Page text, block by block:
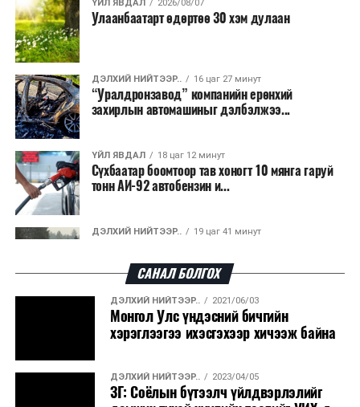
ҮЙЛ ЯВДАЛ 2026/08/07
Улаанбаатарт өдөртөө 30 хэм дулаан
ДЭЛХИЙ НИЙТЭЭР.. 16 цаг 27 минут
“Уралдронзавод” компанийн ерөнхий
захирлын автомашиныг дэлбэлжээ...
ҮЙЛ ЯВДАЛ 18 цаг 12 минут
Сүхбаатар боомтоор тав хоногт 10 мянга гаруй
тонн АИ-92 автобензин и...
ДЭЛХИЙ НИЙТЭЭР.. 19 цаг 41 минут
хяналтад авах ажил ахицтай байн...
ДЭЛХИЙ НИЙТЭЭР.. 20 цаг 21 минут
АНУ, Иран Ормузын хоолойг нээх тохиролцоонд
ойртож байна
ХЭН ЮУ ХЭЛЭВ... 20 цаг 25 минут
АНУ-д урьдчилсан сонгуулийн дараах
САНАЛ БОЛГОХ
ДЭЛХИЙ НИЙТЭЭР.. 2021/06/03
Монгол Улс үндэсний бичгийн
хэрэглээгээ ихэсгэхээр хичээж байна
ДЭЛХИЙ НИЙТЭЭР.. 2023/04/05
ЗГ: Соёлын бүтээлч үйлдвэрлэлийг